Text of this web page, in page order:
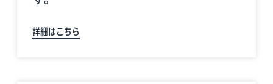
詳細はこちら